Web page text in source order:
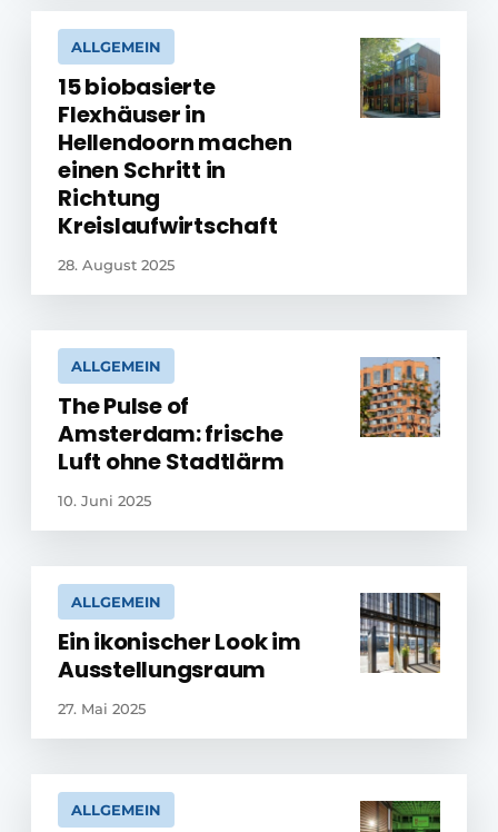
ALLGEMEIN
15 biobasierte
Flexhäuser in
Hellendoorn machen
einen Schritt in
Richtung
Kreislaufwirtschaft
28. August 2025
ALLGEMEIN
The Pulse of
Amsterdam: frische
Luft ohne Stadtlärm
10. Juni 2025
ALLGEMEIN
Ein ikonischer Look im
Ausstellungsraum
27. Mai 2025
ALLGEMEIN